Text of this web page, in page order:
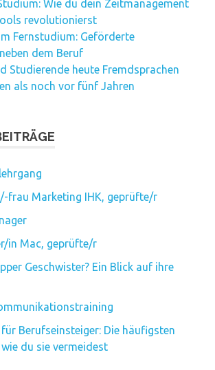
Wie du dein Zeitmanagement
revolutionierst
Fernstudium: Geförderte
dem Beruf
Studierende heute Fremdsprachen
als noch vor fünf Jahren
frau Marketing IHK, geprüfte/r
in Mac, geprüfte/r
Geschwister? Ein Blick auf ihre
Berufseinsteiger: Die häufigsten
du sie vermeidest